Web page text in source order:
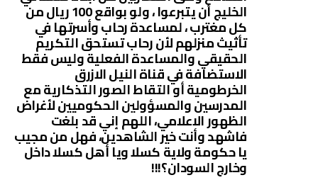
الخليج أن يتبرعوا ، ولو بواقع 100 ريال من
كل مغترب ، لمساعدة رحاب وأسرتها في
تأثيث منزلهم لأن رحاب تستحق التكريم
الحقيقي والمساعدة الفعلية وليس فقط
الاستضافة في قناة النيل الازرق
الخرطومية أو التقاط الصور التذكارية مع
المدرسين والمسؤولين الحكوميين لأغراض
الظهور الاعلامي، اللهم إني قد بلغت
فاشهد وأنت خير الشاهدين، فهل من مجيب
يا حكومة ولاية كسلا ويا أهل كسلا داخل
وخارج السودان؟!!!